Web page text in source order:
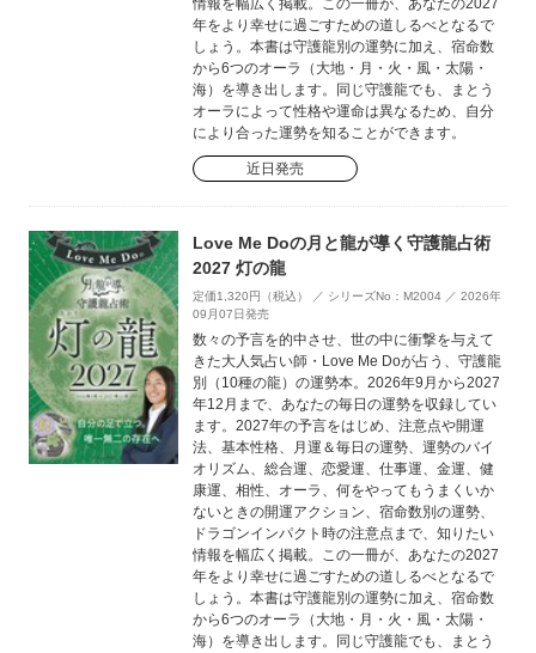
情報を幅広く掲載。この一冊が、あなたの2027
年をより幸せに過ごすための道しるべとなるで
しょう。本書は守護龍別の運勢に加え、宿命数
から6つのオーラ（大地・月・火・風・太陽・
海）を導き出します。同じ守護龍でも、まとう
オーラによって性格や運命は異なるため、自分
により合った運勢を知ることができます。
近日発売
Love Me Doの月と龍が導く守護龍占術
2027 灯の龍
定価1,320円（税込） ／ シリーズNo：M2004 ／ 2026年
09月07日発売
数々の予言を的中させ、世の中に衝撃を与えて
きた大人気占い師・Love Me Doが占う、守護龍
別（10種の龍）の運勢本。2026年9月から2027
年12月まで、あなたの毎日の運勢を収録してい
ます。2027年の予言をはじめ、注意点や開運
法、基本性格、月運＆毎日の運勢、運勢のバイ
オリズム、総合運、恋愛運、仕事運、金運、健
康運、相性、オーラ、何をやってもうまくいか
ないときの開運アクション、宿命数別の運勢、
ドラゴンインパクト時の注意点まで、知りたい
情報を幅広く掲載。この一冊が、あなたの2027
年をより幸せに過ごすための道しるべとなるで
しょう。本書は守護龍別の運勢に加え、宿命数
から6つのオーラ（大地・月・火・風・太陽・
海）を導き出します。同じ守護龍でも、まとう